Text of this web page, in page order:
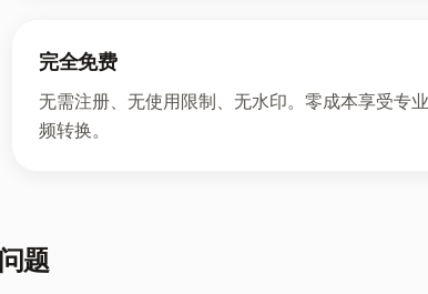
完全免费
无需注册、无使用限制、无水印。零成本享受专
频转换。
题